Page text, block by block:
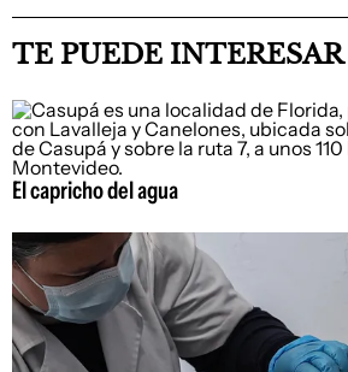
TE PUEDE INTERESAR
El capricho del agua